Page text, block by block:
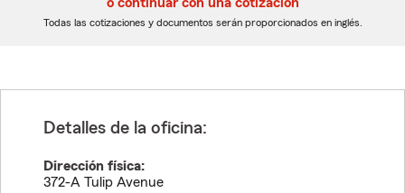
dígitos
dígitos
Todas las cotizaciones y documentos serán proporcionados en inglés.
Detalles de la oficina:
Dirección física:
372-A Tulip Avenue